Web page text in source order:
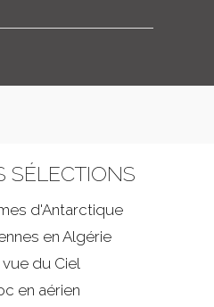
SÉLECTIONS
d'Antarctique
en Algérie
du Ciel
en aérien